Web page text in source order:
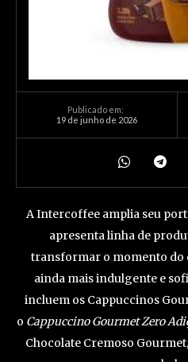
Publicado em:
19 de junho de 2026
A Intercoffee amplia seu
apresenta linha de
transformar o momento do
ainda mais indulgente e
incluem os Cappuccinos
o Cappuccino Gourmet Zero
Chocolate Cremoso